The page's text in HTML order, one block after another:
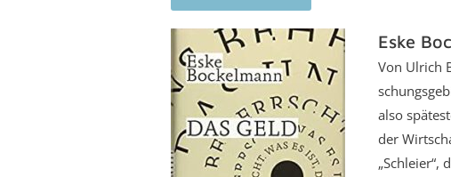
Eske
Von Ulrich
also
der
„Schleier“,